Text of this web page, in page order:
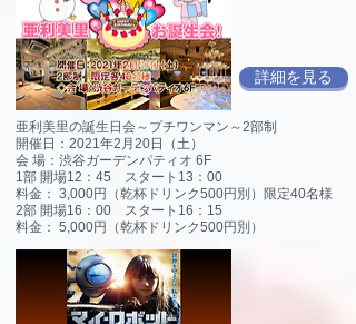
詳細を見る
亜利美里の誕生日会～プチワンマン～2部制
開催日：2021年2月20日（土）
会 場：渋谷ガーデンパティオ 6F
1部 開場12：45 スタート13：00
料金： 3,000円（乾杯ドリンク500円別）限定40名様
2部 開場16：00 スタート16：15
料金： 5,000円（乾杯ドリンク500円別）